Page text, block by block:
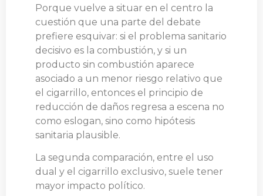
Porque vuelve a situar en el centro la
cuestión que una parte del debate
prefiere esquivar: si el problema sanitario
decisivo es la combustión, y si un
producto sin combustión aparece
asociado a un menor riesgo relativo que
el cigarrillo, entonces el principio de
reducción de daños regresa a escena no
como eslogan, sino como hipótesis
sanitaria plausible.
La segunda comparación, entre el uso
dual y el cigarrillo exclusivo, suele tener
mayor impacto político.